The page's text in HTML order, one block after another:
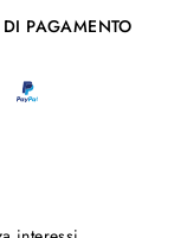
PAGAMENTO